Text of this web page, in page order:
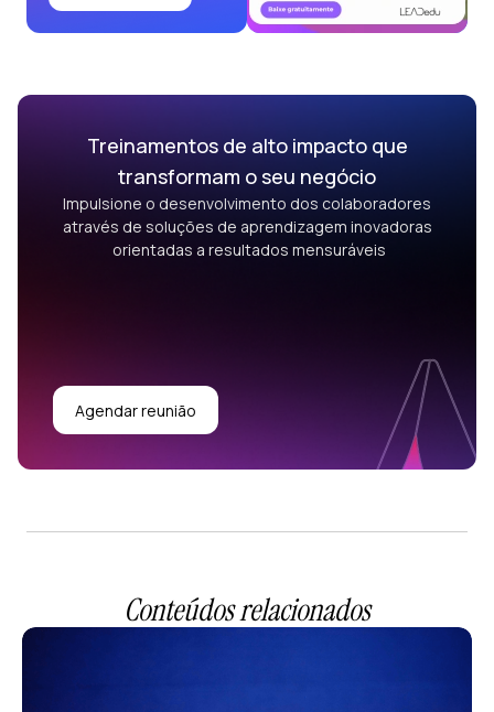
Treinamentos de alto impacto que
transformam o seu negócio
Impulsione o desenvolvimento dos colaboradores
através de soluções de aprendizagem inovadoras
orientadas a resultados mensuráveis
Agendar reunião
Conteúdos relacionados